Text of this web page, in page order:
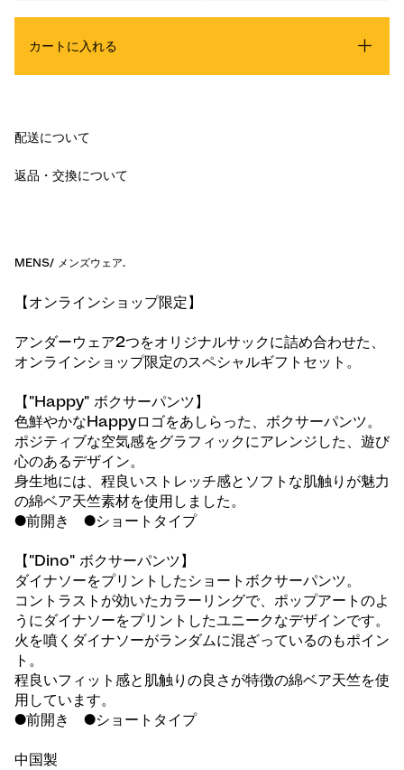
カートに入れる
配送について
返品・交換について
MENS/ メンズウェア.
【オンラインショップ限定】
アンダーウェア2つをオリジナルサックに詰め合わせた、
オンラインショップ限定のスペシャルギフトセット。
【"Happy" ボクサーパンツ】
色鮮やかなHappyロゴをあしらった、ボクサーパンツ。
ポジティブな空気感をグラフィックにアレンジした、遊び
心のあるデザイン。
身生地には、程良いストレッチ感とソフトな肌触りが魅力
の綿ベア天竺素材を使用しました。
●前開き ●ショートタイプ
【"Dino" ボクサーパンツ】
ダイナソーをプリントしたショートボクサーパンツ。
コントラストが効いたカラーリングで、ポップアートのよ
うにダイナソーをプリントしたユニークなデザインです。
火を噴くダイナソーがランダムに混ざっているのもポイン
ト。
程良いフィット感と肌触りの良さが特徴の綿ベア天竺を使
用しています。
●前開き ●ショートタイプ
中国製